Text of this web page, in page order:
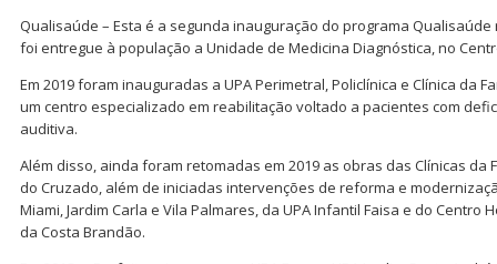
Qualisaúde – Esta é a segunda inauguração do programa
foi entregue à população a Unidade de Medicina Diagnóstica, no
Em 2019 foram inauguradas a UPA Perimetral, Policlínica e Clínica da
um centro especializado em reabilitação voltado a pacientes com
auditiva.
Além disso, ainda foram retomadas em 2019 as obras das Clínicas da
do Cruzado, além de iniciadas intervenções de reforma e
Miami, Jardim Carla e Vila Palmares, da UPA Infantil Faisa e do Centro
da Costa Brandão.